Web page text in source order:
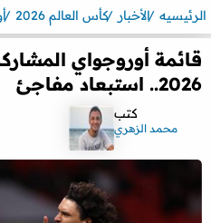
الرئيسيه الأخبار كأس العالم 2026
قائمة أوروجواي
2026.. استبعاد مفاجئ
كتب
محمد الزهري